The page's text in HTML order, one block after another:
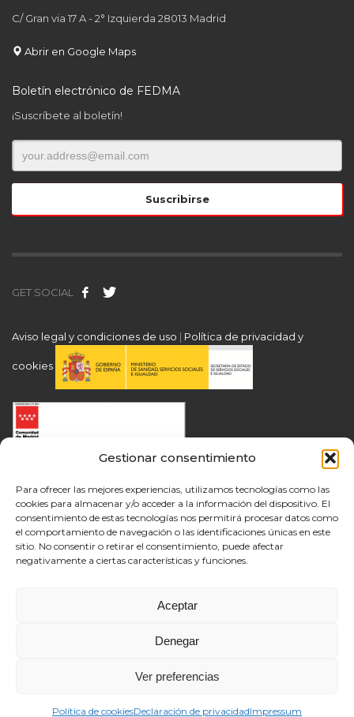
Gestionar consentimiento
Para ofrecer las mejores experiencias, utilizamos tecnologías como las
cookies para almacenar y/o acceder a la información del dispositivo. El
consentimiento de estas tecnologías nos permitirá procesar datos como
el comportamiento de navegación o las identificaciones únicas en este
sitio. No consentir o retirar el consentimiento, puede afectar
negativamente a ciertas características y funciones.
Aceptar
Denegar
Ver preferencias
Política de cookiesDeclaración de privacidadImpressum
C/ Gran via 17 A - 2° Izquierda 28013 Madrid
Abrir en Google Maps
Boletín electrónico de FEDMA
¡Suscríbete al boletín!
GET SOCIAL
Aviso legal y condiciones de uso | Política de privacidad y
cookies